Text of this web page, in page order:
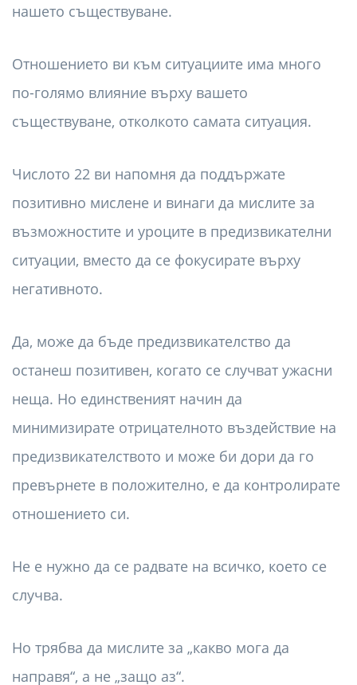
нашето съществуване.
Отношението ви към ситуациите има много
по-голямо влияние върху вашето
съществуване, отколкото самата ситуация.
Числото 22 ви напомня да поддържате
позитивно мислене и винаги да мислите за
възможностите и уроците в предизвикателни
ситуации, вместо да се фокусирате върху
негативното.
Да, може да бъде предизвикателство да
останеш позитивен, когато се случват ужасни
неща. Но единственият начин да
минимизирате отрицателното въздействие на
предизвикателството и може би дори да го
превърнете в положително, е да контролирате
отношението си.
Не е нужно да се радвате на всичко, което се
случва.
Но трябва да мислите за „какво мога да
направя“, а не „защо аз“.